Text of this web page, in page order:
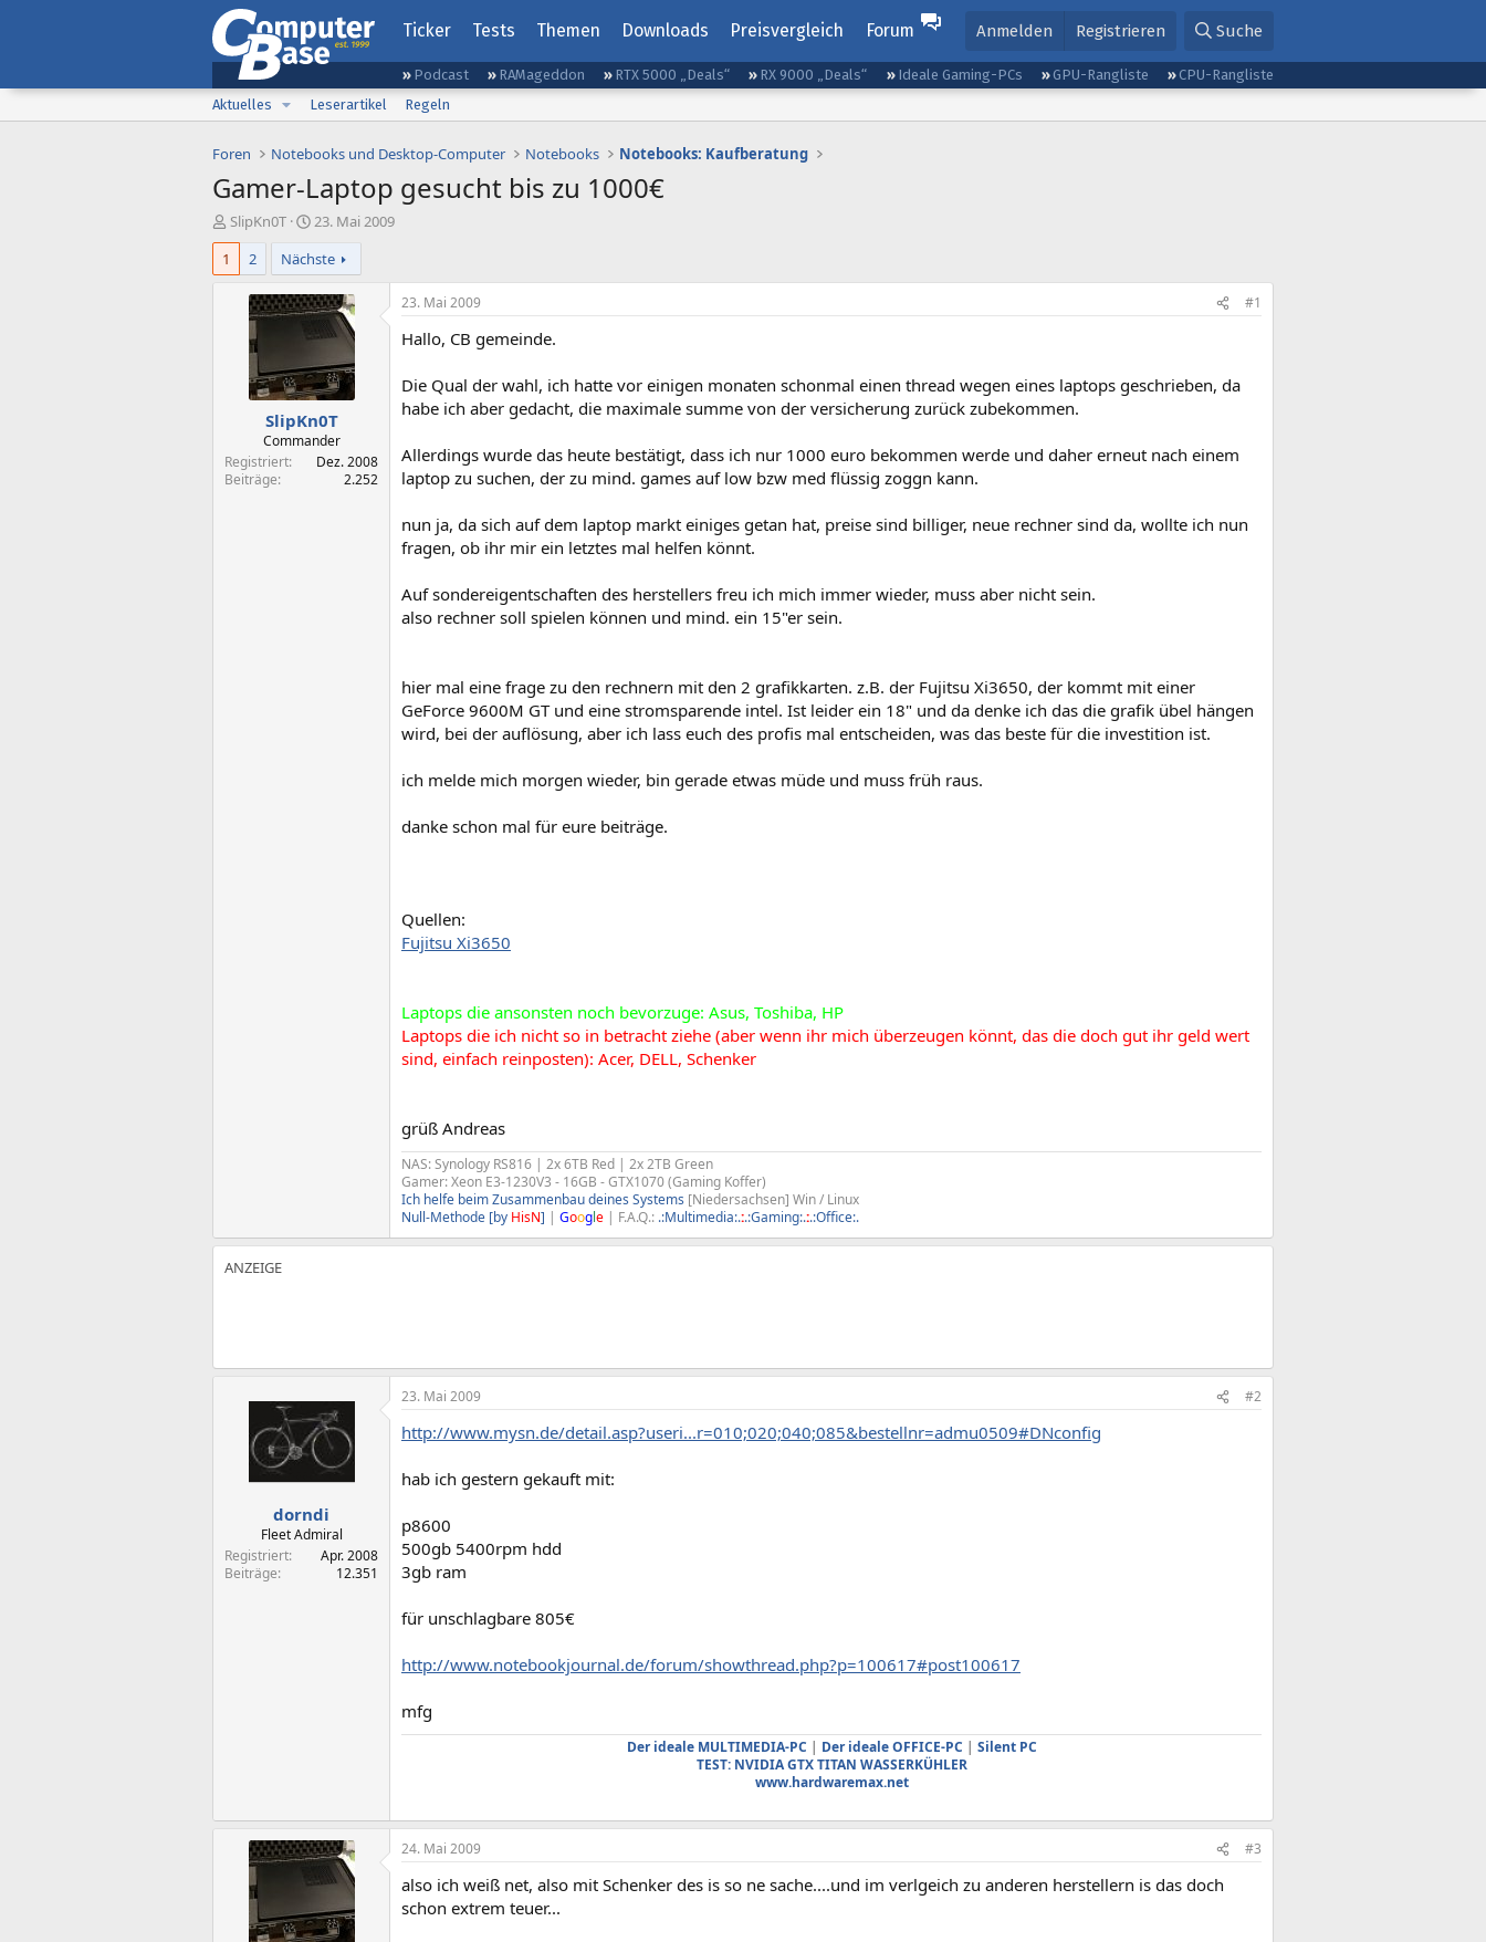
Ticker Tests Themen Downloads Preisvergleich Forum Anmelden Registrieren Suche
Podcast RAMageddon RTX 5000 „Deals“ RX 9000 „Deals“ Ideale Gaming-PCs GPU-Rangliste
CPU-Rangliste
Aktuelles
Leserartikel Regeln
Foren Notebooks und Desktop-Computer Notebooks Notebooks: Kaufberatung
Gamer-Laptop gesucht bis zu 1000€
E
r
t
SlipKn0T
E
r
s
t
e
l
l
a
m
23. Mai 2009
1
2 Nächste
SlipKn0T
Commander
Registriert
Dez. 2008
Beiträge
2.252
23. Mai 2009 #1
Hallo, CB gemeinde.
Die Qual der wahl, ich hatte vor einigen monaten schonmal einen thread wegen eines laptops geschrieben, da
habe ich aber gedacht, die maximale summe von der versicherung zurück zubekommen.
Allerdings wurde das heute bestätigt, dass ich nur 1000 euro bekommen werde und daher erneut nach einem
laptop zu suchen, der zu mind. games auf low bzw med flüssig zoggn kann.
nun ja, da sich auf dem laptop markt einiges getan hat, preise sind billiger, neue rechner sind da, wollte ich nun
fragen, ob ihr mir ein letztes mal helfen könnt.
Auf sondereigentschaften des herstellers freu ich mich immer wieder, muss aber nicht sein.
also rechner soll spielen können und mind. ein 15"er sein.
hier mal eine frage zu den rechnern mit den 2 grafikkarten. z.B. der Fujitsu Xi3650, der kommt mit einer
GeForce 9600M GT und eine stromsparende intel. Ist leider ein 18" und da denke ich das die grafik übel hängen
wird, bei der auflösung, aber ich lass euch des profis mal entscheiden, was das beste für die investition ist.
ich melde mich morgen wieder, bin gerade etwas müde und muss früh raus.
danke schon mal für eure beiträge.
Quellen:
Fujitsu Xi3650
Laptops die ansonsten noch bevorzuge: Asus, Toshiba, HP
Laptops die ich nicht so in betracht ziehe (aber wenn ihr mich überzeugen könnt, das die doch gut ihr geld wert
sind, einfach reinposten): Acer, DELL, Schenker
grüß Andreas
NAS: Synology RS816 | 2x 6TB Red | 2x 2TB Green
Gamer: Xeon E3-1230V3 - 16GB - GTX1070 (Gaming Koffer)
Ich helfe beim Zusammenbau deines Systems [Niedersachsen] Win / Linux
Null-Methode [by HisN] | Google | F.A.Q.: .:Multimedia:.:.:Gaming:.:.:Office:.
dorndi
Fleet Admiral
Registriert
Apr. 2008
Beiträge
12.351
23. Mai 2009 #2
http://www.mysn.de/detail.asp?useri...r=010;020;040;085&bestellnr=admu0509#DNconfig
hab ich gestern gekauft mit:
p8600
500gb 5400rpm hdd
3gb ram
für unschlagbare 805€
http://www.notebookjournal.de/forum/showthread.php?p=100617#post100617
mfg
Der ideale MULTIMEDIA-PC | Der ideale OFFICE-PC | Silent PC
TEST: NVIDIA GTX TITAN WASSERKÜHLER
www.hardwaremax.net
24. Mai 2009 #3
also ich weiß net, also mit Schenker des is so ne sache....und im verlgeich zu anderen herstellern is das doch
schon extrem teuer...